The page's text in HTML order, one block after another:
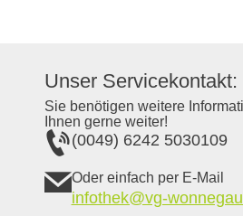
Unser Servicekontakt:
Sie benötigen weitere
Ihnen gerne weiter!
(0049) 6242 5030109
Oder einfach per E-Mail
infothek@vg-